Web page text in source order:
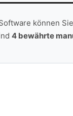
können
4 bewährte